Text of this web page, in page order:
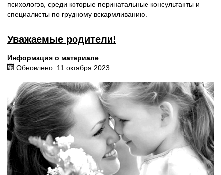
психологов, среди которые перинатальные консультанты и
специалисты по грудному вскармливанию.
Уважаемые родители!
Информация о материале
Обновлено: 11 октября 2023